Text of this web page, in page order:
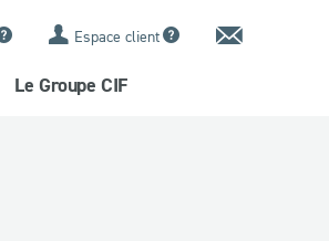
Espace client Contact
Le Groupe CIF